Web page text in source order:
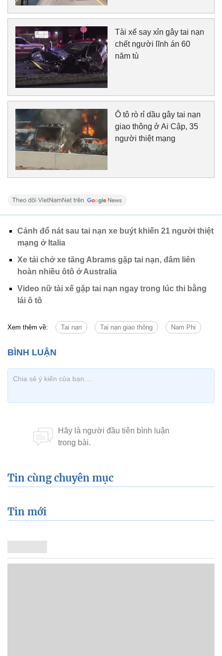
Tài xế say xỉn gây tai nạn
chết người lĩnh án 60
năm tù
Ô tô rò rỉ dầu gây tai nạn
giao thông ở Ai Cập, 35
người thiệt mạng
Cảnh đổ nát sau tai nạn xe buýt khiến 21 người thiệt
mạng ở Italia
Xe tải chở xe tăng Abrams gặp tai nạn, đâm liên
hoàn nhiều ôtô ở Australia
Video nữ tài xế gặp tai nạn ngay trong lúc thi bằng
lái ô tô
Xem thêm về: Tai nạn Tai nạn giao thông Nam Phi
Tin cùng chuyên mục
Tin mới